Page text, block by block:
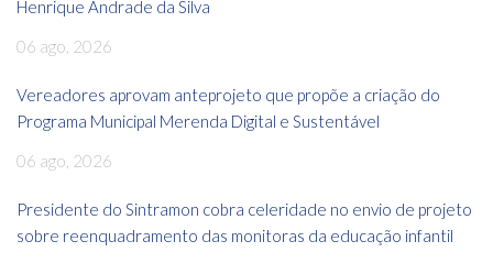
Henrique Andrade da Silva
06 ago, 2026
Vereadores aprovam anteprojeto que propõe a criação do
Programa Municipal Merenda Digital e Sustentável
06 ago, 2026
Presidente do Sintramon cobra celeridade no envio de projeto
sobre reenquadramento das monitoras da educação infantil